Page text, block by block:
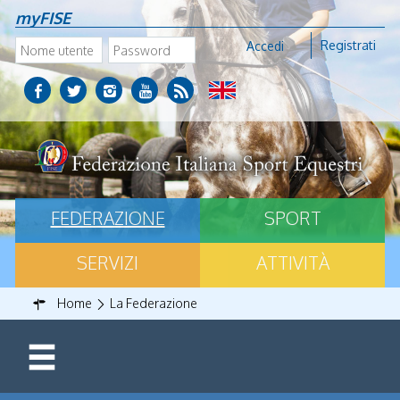
myFISE
Accedi Registrati
FEDERAZIONE
SPORT
SERVIZI
ATTIVITÀ
Home La Federazione